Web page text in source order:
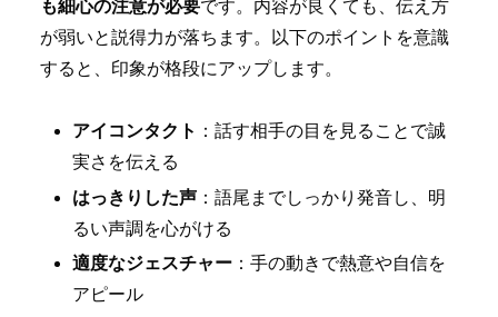
も細心の注意が必要です。内容が良くても、伝え方
が弱いと説得力が落ちます。以下のポイントを意識
すると、印象が格段にアップします。
アイコンタクト ：話す相手の目を見ることで誠
実さを伝える
はっきりした声 ：語尾までしっかり発音し、明
るい声調を心がける
適度なジェスチャー ：手の動きで熱意や自信を
アピール